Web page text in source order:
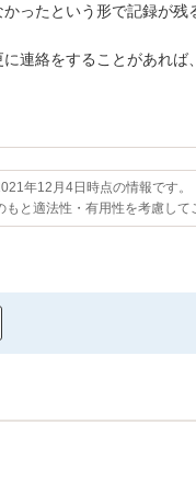
ったという形で記録が残
連絡をすることがあれ
年12月4日時点の情報です。
もと適法性・有用性を考慮して